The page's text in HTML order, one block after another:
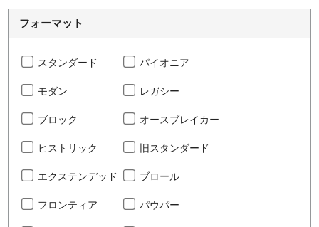
フォーマット
スタンダード パイオニア
モダン レガシー
ブロック オースブレイカー
ヒストリック 旧スタンダード
エクステンデッド ブロール
フロンティア パウパー